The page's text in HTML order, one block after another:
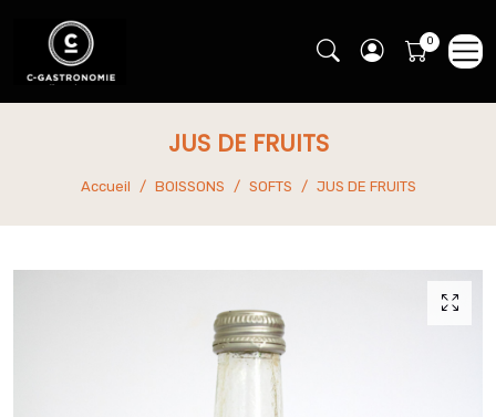
JUS DE FRUITS
Accueil BOISSONS SOFTS JUS DE FRUITS